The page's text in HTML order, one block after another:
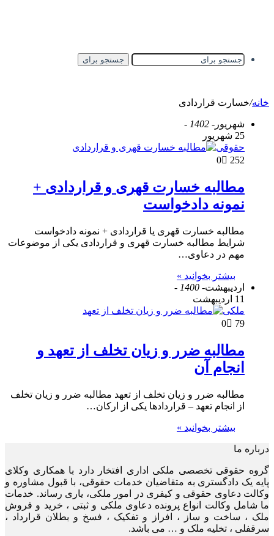
جستجو برای
خانه/خسارت قراردادی
شهریور - 1402 -
25 شهریور
حقوقی
0
252
مطالبه خسارت قهری و قراردادی +
نمونه دادخواست
مطالبه خسارت قهری یا قراردادی + نمونه دادخواست
شرایط مطالبه خسارت قهری و قراردادی یکی از موضوعات
مهم در دعاوی…
بیشتر بخوانید »
اردیبهشت- 1400 -
11 اردیبهشت
ملکی
0
79
مطالبه ضرر و زیان تخلف از تعهد و
انجام آن
مطالبه ضرر و زیان تخلف از تعهد مطالبه ضرر و زیان تخلف
از انجام تعهد – قراردادها یکی از ارکان…
بیشتر بخوانید »
درباره ما
گروه حقوقی تخصصی ملکی اداری افتخار دارد با همکاری وکلای
پایه یک دادگستری به متقاضیان خدمات حقوقی، با قبول مشاوره و
وکالت دعاوی حقوقی و کیفری در امور ملکی، یاری رساند. خدمات
ما شامل وکالت انواع پرونده دعاوی ملکی و ثبتی ، خرید و فروش
ملک ، ساخت و ساز ، افراز و تفکیک ، فسخ و بطلان قرارداد ،
سرقفلی ، تخلیه ملک و … می باشد.